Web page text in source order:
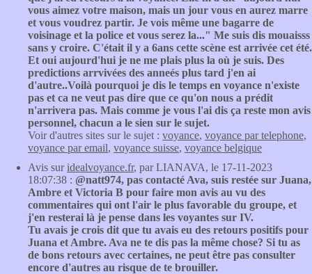
vous aimez votre maison, mais un jour vous en aurez marre
et vous voudrez partir. Je vois même une bagarre de
voisinage et la police et vous serez la..." Me suis dis mouaisss
sans y croire. C'était il y a 6ans cette scène est arrivée cet été.
Et oui aujourd'hui je ne me plais plus la où je suis. Des
predictions arrvivées des anneés plus tard j'en ai
d'autre..Voilà pourquoi je dis le temps en voyance n'existe
pas et ca ne veut pas dire que ce qu'on nous a prédit
n'arrivera pas. Mais comme je vous l'ai dis ça reste mon avis
personnel, chacun a le sien sur le sujet.
Voir d'autres sites sur le sujet : voyance, voyance par telephone,
voyance par email, voyance suisse, voyance belgique
Avis suridealvoyance.fr, par LIANAVA, le 17-11-2023
18:07:38 : @natt974, pas contacté Ava, suis restée sur Juana,
Ambre et Victoria B pour faire mon avis au vu des
commentaires qui ont l'air le plus favorable du groupe, et
j'en resterai là je pense dans les voyantes sur IV.
Tu avais je crois dit que tu avais eu des retours positifs pour
Juana et Ambre. Ava ne te dis pas la même chose? Si tu as
de bons retours avec certaines, ne peut être pas consulter
encore d'autres au risque de te brouiller.